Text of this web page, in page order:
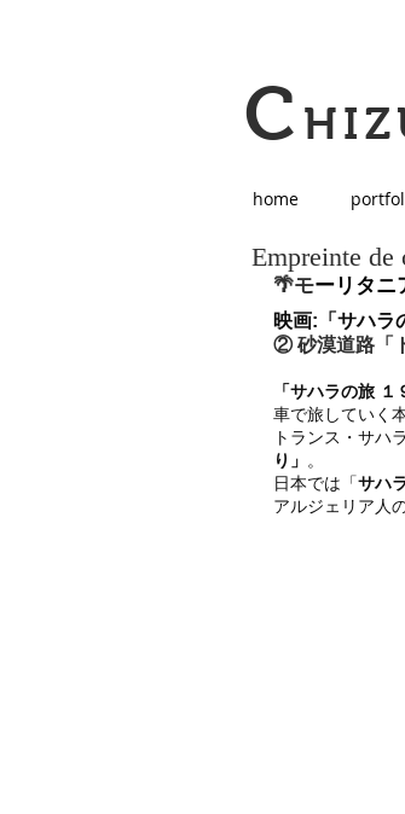
C
home
Empreinte
🌴モーリタニ
映画:「サハラ
② 砂漠道路「
「サハラの旅 １
車で旅していく
トランス・サハ
り」 。
日本では「サハ
アルジェリア人